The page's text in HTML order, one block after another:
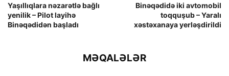
Yaşıllıqlara nəzarətlə bağlı
yenilik – Pilot layihə
Binəqədidən başladı
Binəqədidə iki avtomobil
toqquşub – Yaralı
xəstəxanaya yerləşdirildi
MƏQALƏLƏR